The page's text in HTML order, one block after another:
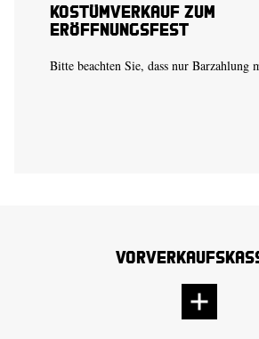
Kostümverkauf zum
Eröffnungsfest
Bitte beachten Sie, dass nur Barzahlung